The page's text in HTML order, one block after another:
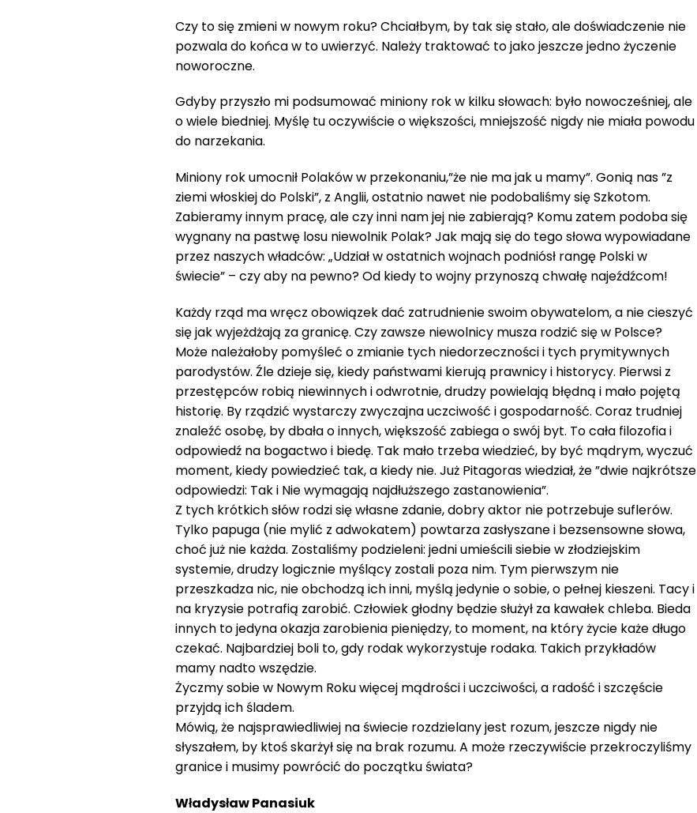
Czy to się zmieni w nowym roku? Chciałbym, by tak się stało, ale doświadczenie nie
pozwala do końca w to uwierzyć. Należy traktować to jako jeszcze jedno życzenie
noworoczne.
Gdyby przyszło mi podsumować miniony rok w kilku słowach: było nowocześniej, ale
o wiele biedniej. Myślę tu oczywiście o większości, mniejszość nigdy nie miała powodu
do narzekania.
Miniony rok umocnił Polaków w przekonaniu,”że nie ma jak u mamy”. Gonią nas ”z
ziemi włoskiej do Polski”, z Anglii, ostatnio nawet nie podobaliśmy się Szkotom.
Zabieramy innym pracę, ale czy inni nam jej nie zabierają? Komu zatem podoba się
wygnany na pastwę losu niewolnik Polak? Jak mają się do tego słowa wypowiadane
przez naszych władców: „Udział w ostatnich wojnach podniósł rangę Polski w
świecie” – czy aby na pewno? Od kiedy to wojny przynoszą chwałę najeźdźcom!
Każdy rząd ma wręcz obowiązek dać zatrudnienie swoim obywatelom, a nie cieszyć
się jak wyjeżdżają za granicę. Czy zawsze niewolnicy musza rodzić się w Polsce?
Może należałoby pomyśleć o zmianie tych niedorzeczności i tych prymitywnych
parodystów. Źle dzieje się, kiedy państwami kierują prawnicy i historycy. Pierwsi z
przestępców robią niewinnych i odwrotnie, drudzy powielają błędną i mało pojętą
historię. By rządzić wystarczy zwyczajna uczciwość i gospodarność. Coraz trudniej
znaleźć osobę, by dbała o innych, większość zabiega o swój byt. To cała filozofia i
odpowiedź na bogactwo i biedę. Tak mało trzeba wiedzieć, by być mądrym, wyczuć
moment, kiedy powiedzieć tak, a kiedy nie. Już Pitagoras wiedział, że ”dwie najkrótsze
odpowiedzi: Tak i Nie wymagają najdłuższego zastanowienia”.
Z tych krótkich słów rodzi się własne zdanie, dobry aktor nie potrzebuje suflerów.
Tylko papuga (nie mylić z adwokatem) powtarza zasłyszane i bezsensowne słowa,
choć już nie każda. Zostaliśmy podzieleni: jedni umieścili siebie w złodziejskim
systemie, drudzy logicznie myślący zostali poza nim. Tym pierwszym nie
przeszkadza nic, nie obchodzą ich inni, myślą jedynie o sobie, o pełnej kieszeni. Tacy i
na kryzysie potrafią zarobić. Człowiek głodny będzie służył za kawałek chleba. Bieda
innych to jedyna okazja zarobienia pieniędzy, to moment, na który życie każe długo
czekać. Najbardziej boli to, gdy rodak wykorzystuje rodaka. Takich przykładów
mamy nadto wszędzie.
Życzmy sobie w Nowym Roku więcej mądrości i uczciwości, a radość i szczęście
przyjdą ich śladem.
Mówią, że najsprawiedliwiej na świecie rozdzielany jest rozum, jeszcze nigdy nie
słyszałem, by ktoś skarżył się na brak rozumu. A może rzeczywiście przekroczyliśmy
granice i musimy powrócić do początku świata?
Władysław Panasiuk